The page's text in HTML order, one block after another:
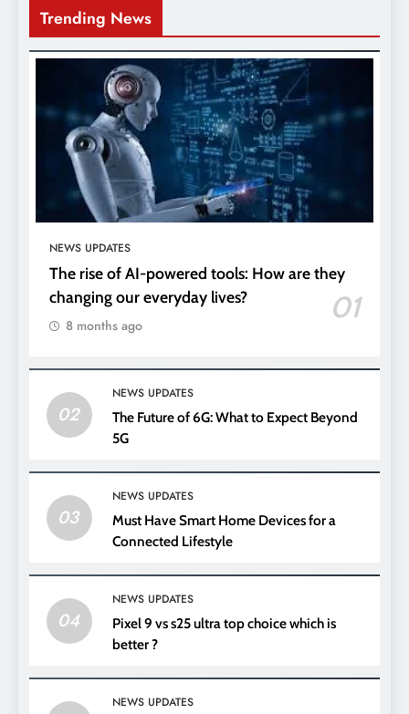
Trending News
NEWS UPDATES
The rise of AI-powered tools: How are they
changing our everyday lives?
01
8 months ago
02
NEWS UPDATES
The Future of 6G: What to Expect Beyond
5G
03
NEWS UPDATES
Must Have Smart Home Devices for a
Connected Lifestyle
04
NEWS UPDATES
Pixel 9 vs s25 ultra top choice which is
better ?
NEWS UPDATES